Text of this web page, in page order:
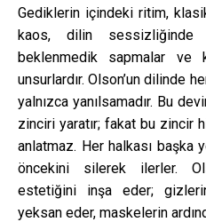
Gediklerin içindeki ritim,
kaos, dilin sessizliğinde
beklenmedik sapmalar ve
unsurlardır. Olson’un dilinde
yalnızca yanılsamadır. Bu
zinciri yaratır; fakat bu zincir
anlatmaz. Her halkası başka
öncekini silerek ilerler.
estetiğini inşa eder; gizlerin
yeksan eder, maskelerin